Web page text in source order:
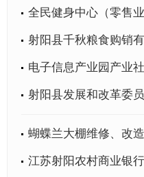
全民健身中心（零售
射阳县千秋粮食购销
电子信息产业园产业
射阳县发展和改革委
蝴蝶兰大棚维修、改
江苏射阳农村商业银